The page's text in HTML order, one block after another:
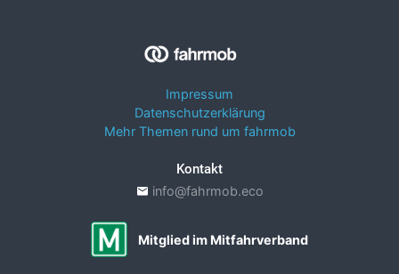
Impressum
Datenschutzerklärung
Mehr Themen rund um fahrmob
Kontakt
info@fahrmob.eco
Mitglied im Mitfahrverband